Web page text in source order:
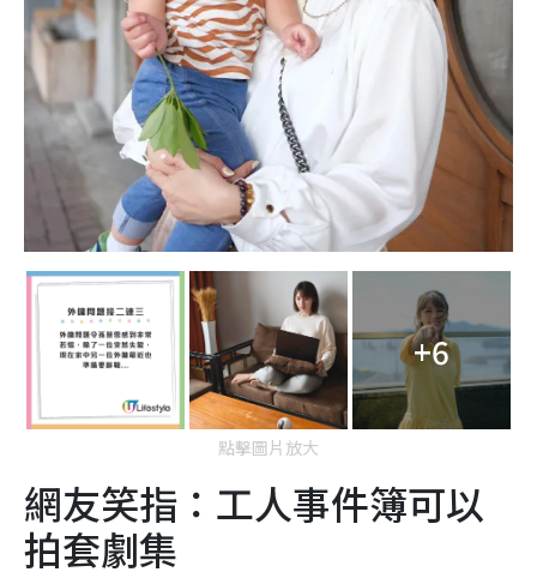
+6
點擊圖片放大
網友笑指：工人事件簿可以
拍套劇集